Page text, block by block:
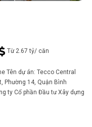
Từ 2.67 tỷ/ căn
Tên dự án: Tecco Central
Phường 14, Quận Bình
ty Cổ phần Đầu tư Xây dựng